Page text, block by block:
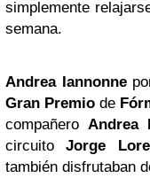
simplemente
semana.
Andrea Iannonne
Gran Premio de
compañero Andrea
circuitoJorge
también disfrutaban